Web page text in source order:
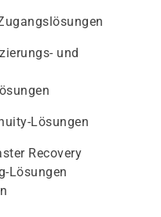
und
Lösungen
Recovery
Lösungen